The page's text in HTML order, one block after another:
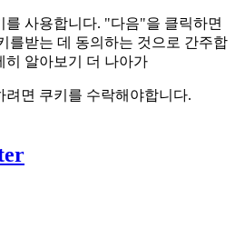
를 사용합니다. "다음"을 클릭하면
를받는 데 동의하는 것으로 간주합
히 알아보기 더 나아가
려면 쿠키를 수락해야합니다.